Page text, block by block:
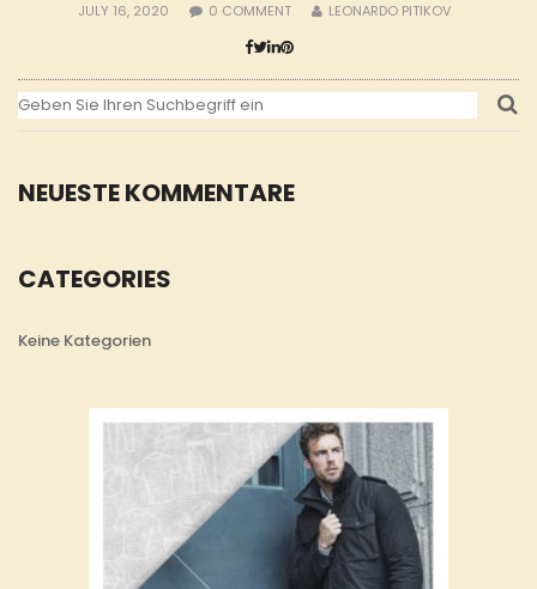
NEUESTE KOMMENTARE
CATEGORIES
Keine Kategorien
JULY 16, 2020 0 COMMENT LEONARDO PITIKOV